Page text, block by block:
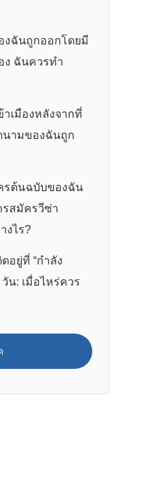
งฉันถูกออกโดยมี
ง ฉันควรทำ
เมืองหลังจากที่
นามของฉันถูก
รต้นฉบับของฉัน
สมัครวีซ่า
งไร?
อยู่ที่ “กำลัง
น: เมื่อไหร่ควร